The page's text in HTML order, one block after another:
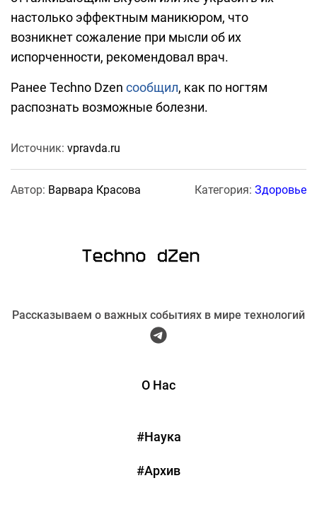
настолько эффектным маникюром, что
возникнет сожаление при мысли об их
испорченности, рекомендовал врач.
Ранее Techno Dzen сообщил, как по ногтям
распознать возможные болезни.
Источник: vpravda.ru
Автор: Варвара Красова Категория: Здоровье
Рассказываем о важных событиях в мире технологий
О Нас
#Наука
#Архив